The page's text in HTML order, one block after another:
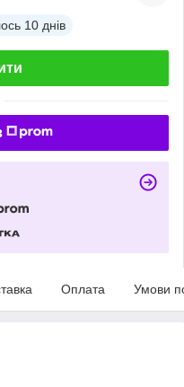
10 днів
Оплата Умови